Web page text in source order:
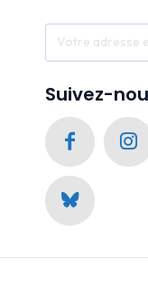
Suivez-